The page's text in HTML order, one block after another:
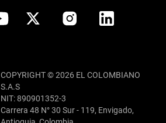
COPYRIGHT © 2026 EL COLOMBIANO
S.A.S
NIT: 890901352-3
Carrera 48 N° 30 Sur - 119, Envigado,